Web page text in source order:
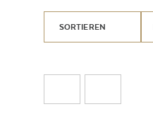
SORTIEREN